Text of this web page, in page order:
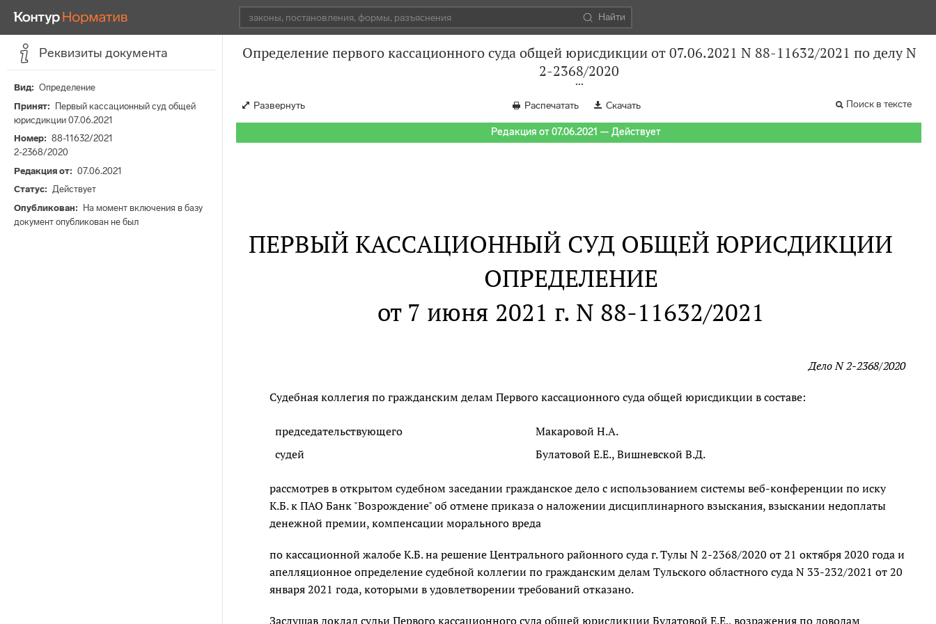
Найти
Реквизиты документа
Вид
Определение
Принят
Первый кассационный суд общей
юрисдикции 07.06.2021
Номер
88-11632/2021
2-2368/2020
Редакция от
07.06.2021
Статус
Действует
Опубликован
На момент включения в базу
документ опубликован не был
Определение первого кассационного суда общей юрисдикции от 07.06.2021 N 88-11632/2021 по делу N
2-2368/2020
Развернуть Распечатать Скачать Поиск в тексте
Редакция от 07.06.2021 — Действует
ПЕРВЫЙ КАССАЦИОННЫЙ СУД ОБЩЕЙ ЮРИСДИКЦИИ
ОПРЕДЕЛЕНИЕ
от 7 июня 2021 г. N 88-11632/2021
Дело N 2-2368/2020
Судебная коллегия по гражданским делам Первого кассационного суда общей юрисдикции в составе:
председательствующего
Макаровой Н.А.
судей
Булатовой Е.Е., Вишневской В.Д.
рассмотрев в открытом судебном заседании гражданское дело с использованием системы веб-конференции по иску
К.Б. к ПАО Банк "Возрождение" об отмене приказа о наложении дисциплинарного взыскания, взыскании недоплаты
денежной премии, компенсации морального вреда
по кассационной жалобе К.Б. на решение Центрального районного суда г. Тулы N 2-2368/2020 от 21 октября 2020 года и
апелляционное определение судебной коллегии по гражданским делам Тульского областного суда N 33-232/2021 от 20
января 2021 года, которыми в удовлетворении требований отказано.
Заслушав доклад судьи Первого кассационного суда общей юрисдикции Булатовой Е.Е., возражения по доводам